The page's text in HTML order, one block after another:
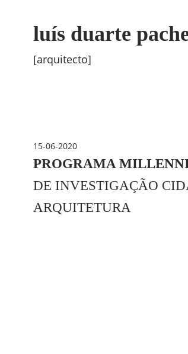
luís duarte
[arquitecto]
15-06-2020
PROGRAMA
DE INVESTIGAÇÃO
ARQUITETURA